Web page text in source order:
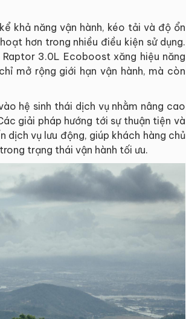
khả năng vận hành, kéo tải và độ ổn
hơn trong nhiều điều kiện sử dụng.
3.0L Ecoboost xăng hiệu năng
mở rộng giới hạn vận hành, mà còn
hệ sinh thái dịch vụ nhằm nâng cao
giải pháp hướng tới sự thuận tiện và
dịch vụ lưu động, giúp khách hàng chủ
trạng thái vận hành tối ưu.